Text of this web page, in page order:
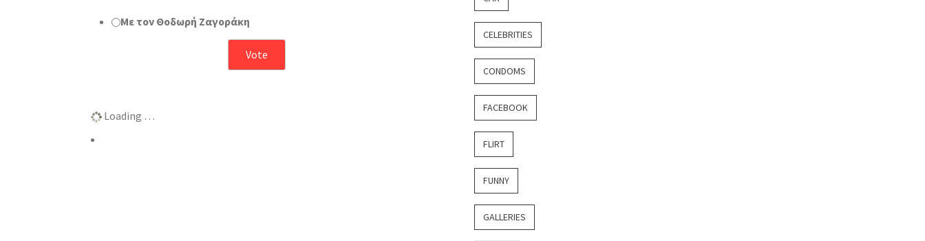
Με τον Θοδωρή Ζαγοράκη
Loading …
CELEBRITIES
CONDOMS
FACEBOOK
FLIRT
FUNNY
GALLERIES